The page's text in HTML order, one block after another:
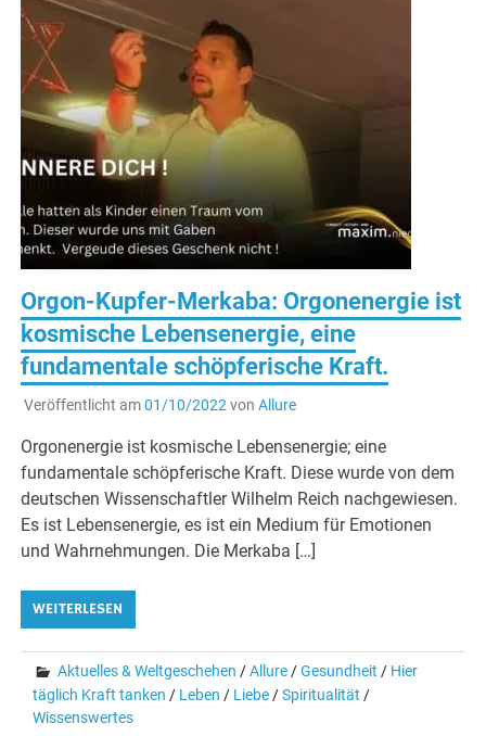
Orgon-Kupfer-Merkaba: Orgonenergie ist
kosmische Lebensenergie, eine
fundamentale schöpferische Kraft.
Veröffentlicht am01/10/2022 von Allure
Orgonenergie ist kosmische Lebensenergie; eine
fundamentale schöpferische Kraft. Diese wurde von dem
deutschen Wissenschaftler Wilhelm Reich nachgewiesen.
Es ist Lebensenergie, es ist ein Medium für Emotionen
und Wahrnehmungen. Die Merkaba […]
WEITERLESEN
Aktuelles & Weltgeschehen /Allure /Gesundheit / Hier
täglich Kraft tanken / Leben / Liebe /Spiritualität /
Wissenswertes